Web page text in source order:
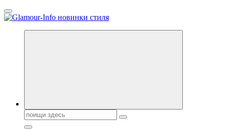
Перейти
к
Секреты молодости, красоты и долголетия. Гламурный журнал
Поиск: